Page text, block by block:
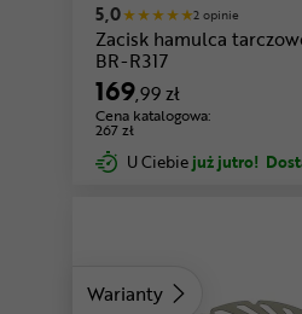
5,0 2 opinie
Zacisk hamulca
BR-R317
169,99 zł
Cena katalogowa:
267 zł
U Ciebie już jutro!
Warianty